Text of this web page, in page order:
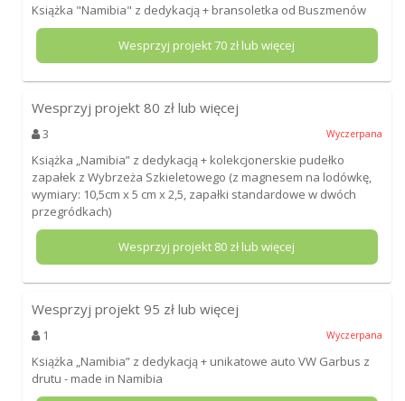
Książka "Namibia" z dedykacją + bransoletka od Buszmenów
Wesprzyj projekt70 zł lub więcej
Wesprzyj projekt 80 zł lub więcej
3 Wyczerpana
Książka „Namibia” z dedykacją + kolekcjonerskie pudełko
zapałek z Wybrzeża Szkieletowego (z magnesem na lodówkę,
wymiary: 10,5cm x 5 cm x 2,5, zapałki standardowe w dwóch
przegródkach)
Wesprzyj projekt 80 zł lub więcej
Wesprzyj projekt 95 zł lub więcej
1 Wyczerpana
Książka „Namibia” z dedykacją + unikatowe auto VW Garbus z
drutu - made in Namibia